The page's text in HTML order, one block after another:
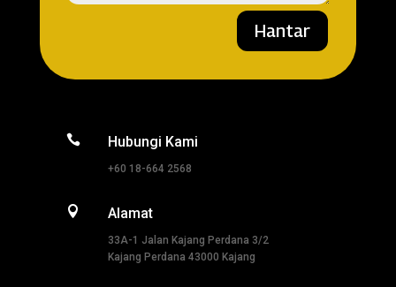
Hantar
 Hubungi Kami
+60 18-664 2568
 Alamat
33A-1 Jalan Kajang Perdana 3/2
Kajang Perdana 43000 Kajang